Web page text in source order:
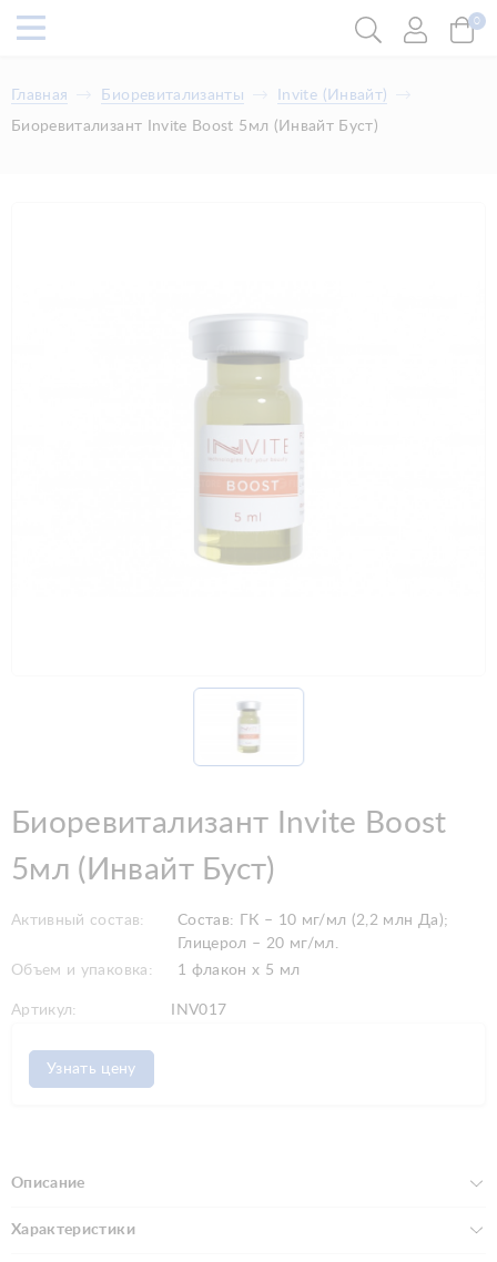
0
Главная Биоревитализанты
Invite (Инвайт)
Биоревитализант Invite Boost 5мл (Инвайт Буст)
Биоревитализант Invite Boost
5мл (Инвайт Буст)
Активный состав:
Состав: ГК – 10 мг/мл (2,2 млн Да);
Глицерол – 20 мг/мл.
Объем и упаковка:
1 флакон x 5 мл
Артикул: INV017
Узнать цену
Описание
Характеристики